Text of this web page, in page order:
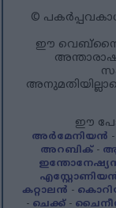
©
ഈ
ഈ
അർമേനിയൻ -
അറബിക്-
കറ്റാലൻ -
- ചെക്ക്-